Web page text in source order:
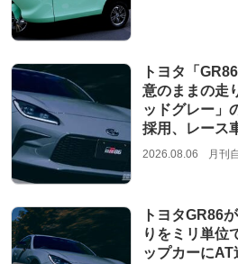
トヨタ「
意のままの走
ッドグレー」
採用、レース
2026.08.06 月刊
トヨタGR86
りをミリ単位
ップカーに